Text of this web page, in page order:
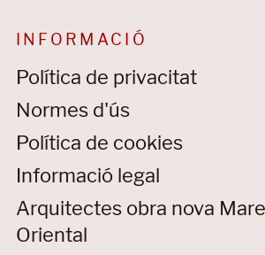
INFORMACIÓ
Política de privacitat
Normes d'ús
Política de cookies
Informació legal
Arquitectes obra nova
Oriental